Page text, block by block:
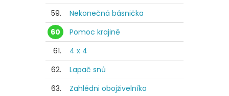
59.
Nekonečná básnička
60
Pomoc krajině
61.
4 x 4
62.
Lapač snů
63.
Zahlédni obojživelníka